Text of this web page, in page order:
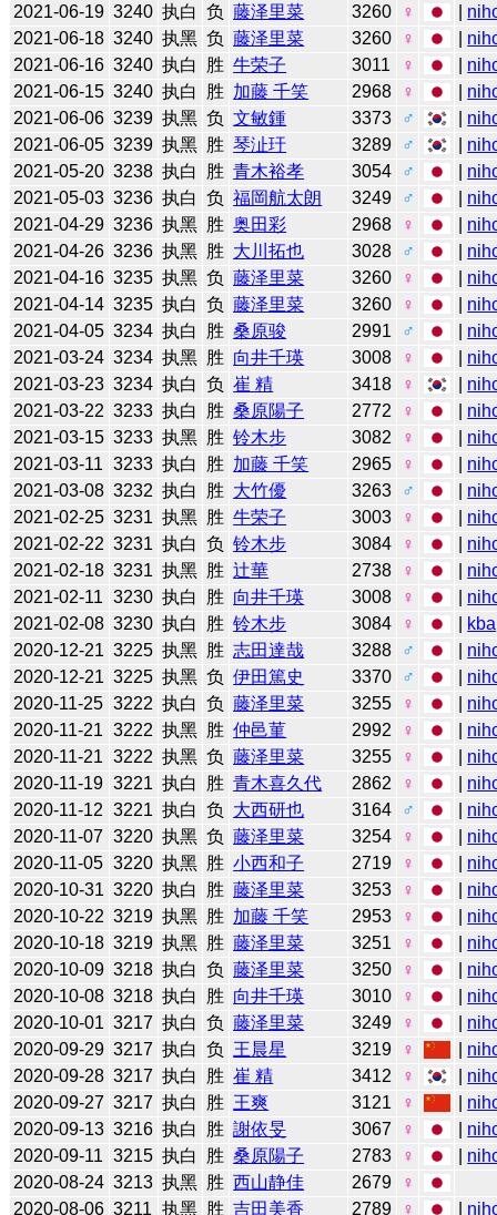
2021-06-19 3240 执白 负 藤泽里菜 3260 ♀
2021-06-18 3240 执黑 负 藤泽里菜 3260 ♀
2021-06-16 3240 执白 胜 牛荣子 3011 ♀
2021-06-15 3240 执白 胜 加藤 千笑 2968 ♀
2021-06-06 3239 执黑 负 文敏鍾 3373 ♂
2021-06-05 3239 执黑 胜 琴沚玗 3289 ♂
2021-05-20 3238 执白 胜 青木裕孝 3054 ♂
2021-05-03 3236 执白 负 福岡航太朗 3249 ♂
2021-04-29 3236 执黑 胜 奥田彩 2968 ♀
2021-04-26 3236 执黑 胜 大川拓也 3028 ♂
2021-04-16 3235 执黑 负 藤泽里菜 3260 ♀
2021-04-14 3235 执白 负 藤泽里菜 3260 ♀
2021-04-05 3234 执白 胜 桑原骏 2991 ♂
2021-03-24 3234 执黑 胜 向井千瑛 3008 ♀
2021-03-23 3234 执白 负 崔 精 3418 ♀
2021-03-22 3233 执白 胜 桑原陽子 2772 ♀
2021-03-15 3233 执黑 胜 铃木步 3082 ♀
2021-03-11 3233 执白 胜 加藤 千笑 2965 ♀
2021-03-08 3232 执白 胜 大竹優 3263 ♂
2021-02-25 3231 执黑 胜 牛荣子 3003 ♀
2021-02-22 3231 执白 负 铃木步 3084 ♀
2021-02-18 3231 执黑 胜 辻華 2738 ♀
2021-02-11 3230 执白 胜 向井千瑛 3008 ♀
2021-02-08 3230 执白 胜 铃木步 3084 ♀ kba
2020-12-21 3225 执黑 胜 志田達哉 3288 ♂
2020-12-21 3225 执黑 负 伊田篤史 3370 ♂
2020-11-25 3222 执白 负 藤泽里菜 3255 ♀
2020-11-21 3222 执黑 胜 仲邑菫 2992 ♀
2020-11-21 3222 执黑 负 藤泽里菜 3255 ♀
2020-11-19 3221 执白 胜 青木喜久代 2862 ♀
2020-11-12 3221 执白 负 大西研也 3164 ♂
2020-11-07 3220 执黑 负 藤泽里菜 3254 ♀
2020-11-05 3220 执黑 胜 小西和子 2719 ♀
2020-10-31 3220 执白 胜 藤泽里菜 3253 ♀
2020-10-22 3219 执黑 胜 加藤 千笑 2953 ♀
2020-10-18 3219 执黑 胜 藤泽里菜 3251 ♀
2020-10-09 3218 执白 负 藤泽里菜 3250 ♀
2020-10-08 3218 执白 胜 向井千瑛 3010 ♀
2020-10-01 3217 执白 负 藤泽里菜 3249 ♀
2020-09-29 3217 执白 负 王晨星 3219 ♀
2020-09-28 3217 执白 胜 崔 精 3412 ♀
2020-09-27 3217 执白 胜 王爽 3121 ♀
2020-09-13 3216 执白 胜 謝依旻 3067 ♀
2020-09-11 3215 执白 胜 桑原陽子 2783 ♀
2020-08-24 3213 执黑 胜 西山静佳 2679
♀
2020-08-06 3211 执黑 胜 吉田美香 2789 ♀